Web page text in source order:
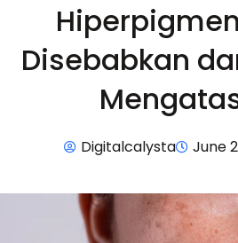
Disebabkan
Digitalcalysta June